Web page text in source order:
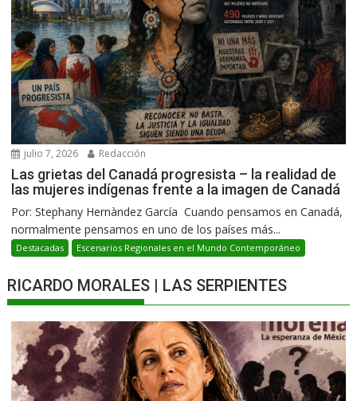
julio 7, 2026 Redacción
Las grietas del Canadá progresista – la realidad de
las mujeres indígenas frente a la imagen de Canadá
Por: Stephany Hernàndez García Cuando pensamos en Canadá,
normalmente pensamos en uno de los países más...
Destacadas Escenarios Regionales en el Mundo Contemporáneo
RICARDO MORALES | LAS SERPIENTES